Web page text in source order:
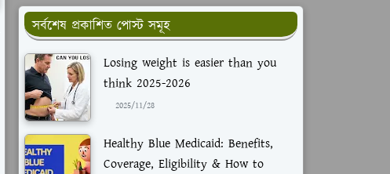
সর্বশেষ প্রকাশিত পোস্ট সমূহ
Losing weight is easier than you
think 2025-2026
2025/11/28
Healthy Blue Medicaid: Benefits,
Coverage, Eligibility & How to